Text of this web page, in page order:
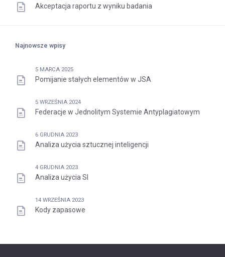
Akceptacja raportu z wyniku badania
Najnowsze wpisy
5 MARCA 2025
Pomijanie stałych elementów w JSA
5 WRZEŚNIA 2024
Federacje w Jednolitym Systemie Antyplagiatowym
6 GRUDNIA 2023
Analiza użycia sztucznej inteligencji
4 GRUDNIA 2023
Analiza użycia SI
14 WRZEŚNIA 2023
Kody zapasowe